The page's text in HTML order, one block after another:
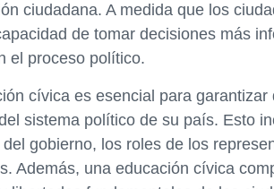
ciudadana. A medida que los
de tomar decisiones más
el proceso político.
cívica es esencial para
sistema político de su país. Esto
gobierno, los roles de los
Además, una educación cívica